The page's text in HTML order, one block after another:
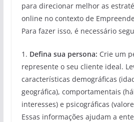
para direcionar melhor as
online no contexto de
Para fazer isso, é necessário
1. Defina sua persona: Crie um
represente o seu cliente ideal.
características demográficas
geográfica), comportamentais
interesses) e psicográficas
Essas informações ajudam a